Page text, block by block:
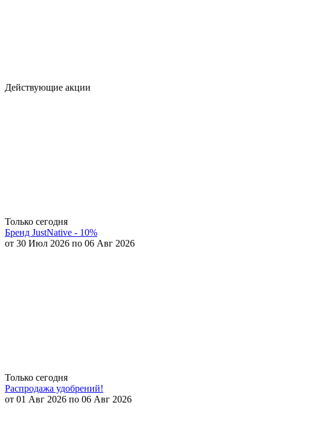
Действующие акции
Только сегодня
Бренд JustNative - 10%
от 30 Июл 2026 по 06 Авг 2026
Только сегодня
Распродажа удобрений!
от 01 Авг 2026 по 06 Авг 2026